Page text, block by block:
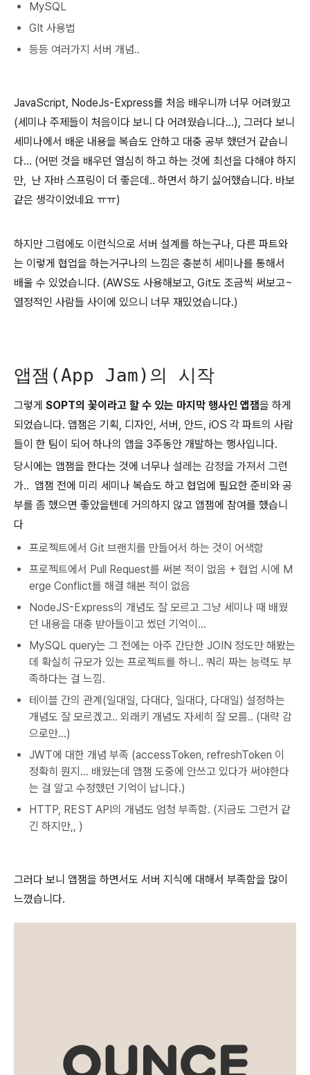
MySQL
GIt 사용법
등등 여러가지 서버 개념..
JavaScript, NodeJs-Express를 처음 배우니까 너무 어려웠고
(세미나 주제들이 처음이다 보니 다 어려웠습니다...), 그러다 보니
세미나에서 배운 내용을 복습도 안하고 대충 공부 했던거 같습니
다... (어떤 것을 배우던 열심히 하고 하는 것에 최선을 다해야 하지
만, 난 자바 스프링이 더 좋은데.. 하면서 하기 싫어했습니다. 바보
같은 생각이었네요 ㅠㅠ)
하지만 그럼에도 이런식으로 서버 설계를 하는구나, 다른 파트와
는 이렇게 협업을 하는거구나의 느낌은 충분히 세미나를 통해서
배울 수 있었습니다. (AWS도 사용해보고, Git도 조금씩 써보고~
열정적인 사람들 사이에 있으니 너무 재밌었습니다.)
앱잼(App Jam)의 시작
그렇게 SOPT의 꽃이라고 할 수 있는 마지막 행사인 앱잼을 하게
되었습니다. 앱잼은 기획, 디자인, 서버, 안드, iOS 각 파트의 사람
들이 한 팀이 되어 하나의 앱을 3주동안 개발하는 행사입니다.
당시에는 앱잼을 한다는 것에 너무나 설레는 감정을 가져서 그런
가.. 앱잼 전에 미리 세미나 복습도 하고 협업에 필요한 준비와 공
부를 좀 했으면 좋았을텐데 거의하지 않고 앱잼에 참여를 했습니
다
프로젝트에서 Git 브랜치를 만들어서 하는 것이 어색함
프로젝트에서 Pull Request를 써본 적이 없음 + 협업 시에 M
erge Conflict를 해결 해본 적이 없음
NodeJS-Express의 개념도 잘 모르고 그냥 세미나 때 배웠
던 내용을 대충 받아들이고 썼던 기억이...
MySQL query는 그 전에는 아주 간단한 JOIN 정도만 해봤는
데 확실히 규모가 있는 프로젝트를 하니.. 쿼리 짜는 능력도 부
족하다는 걸 느낌.
테이블 간의 관계(일대일, 다대다, 일대다, 다대일) 설정하는
개념도 잘 모르겠고.. 외래키 개념도 자세히 잘 모름.. (대략 감
으로만...)
JWT에 대한 개념 부족 (accessToken, refreshToken 이
정확히 뭔지... 배웠는데 앱잼 도중에 안쓰고 있다가 써야한다
는 걸 알고 수정했던 기억이 납니다.)
HTTP, REST API의 개념도 엄청 부족함. (지금도 그런거 같
긴 하지만,, )
그러다 보니 앱잼을 하면서도 서버 지식에 대해서 부족함을 많이
느꼈습니다.